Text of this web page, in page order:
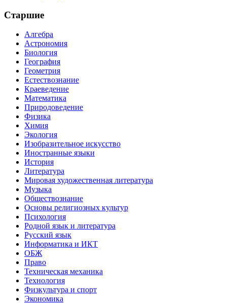
Старшие
Алгебра
Астрономия
Биология
География
Геометрия
Естествознание
Краеведение
Математика
Природоведение
Физика
Химия
Экология
Изобразительное искусство
Иностранные языки
История
Литература
Мировая художественная литература
Музыка
Обществознание
Основы религиозных культур
Психология
Родной язык и литература
Русский язык
Информатика и ИКТ
ОБЖ
Право
Техническая механика
Технология
Физкультура и спорт
Экономика